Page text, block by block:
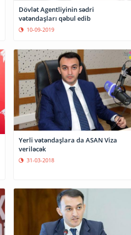
Dövlət Agentliyinin sədri
vətəndaşları qəbul edib
10-09-2019
Yerli vətəndaşlara da ASAN Viza
veriləcək
31-03-2018